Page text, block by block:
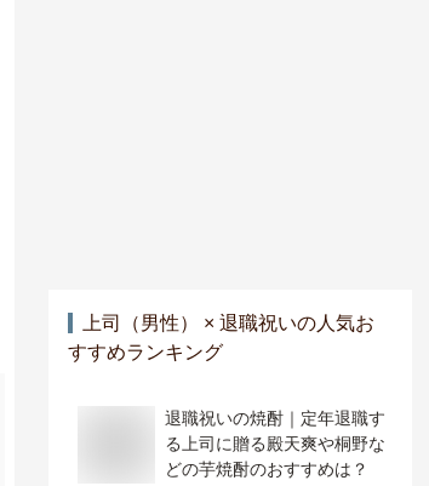
上司（男性） × 退職祝いの人気お
すすめランキング
退職祝いの焼酎｜定年退職す
る上司に贈る殿天爽や桐野な
どの芋焼酎のおすすめは？